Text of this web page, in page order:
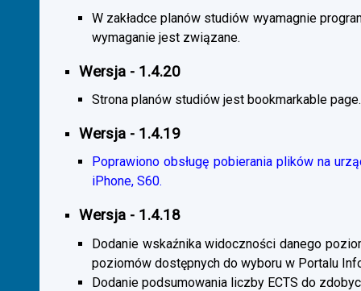
W zakładce planów studiów wyamagnie
wymaganie jest związane.
Wersja - 1.4.20
Strona planów studiów jest bookmarkable page.
Wersja - 1.4.19
Poprawiono obsługę pobierania plików na
iPhone, S60.
Wersja - 1.4.18
Dodanie wskaźnika widoczności danego
poziomów dostępnych do wyboru w Portalu
Dodanie podsumowania liczby ECTS do